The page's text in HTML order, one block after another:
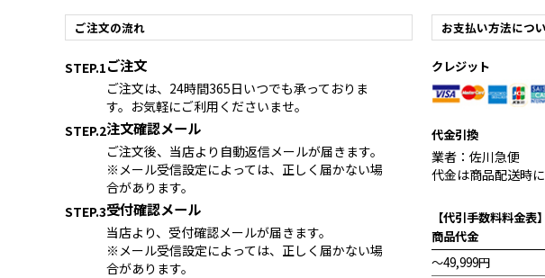
ご注文の流れ
STEP.1ご注文
ご注文は、24時間365日いつでも承っておりま
す。お気軽にご利用くださいませ。
STEP.2注文確認メール
ご注文後、当店より自動返信メールが届きます。
※メール受信設定によっては、正しく届かない場
合があります。
STEP.3受付確認メール
当店より、受付確認メールが届きます。
※メール受信設定によっては、正しく届かない場
合があります。
お支払い方法につ
クレジット
代金引換
業者：佐川急便
代金は商品配送時
【代引手数料料金表】
商品代金
～49,999円